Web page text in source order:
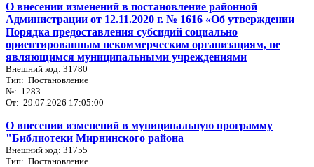
О внесении изменений в постановление районной
Администрации от 12.11.2020 г. № 1616 «Об утверждении
Порядка предоставления субсидий социально
ориентированным некоммерческим организациям, не
являющимся муниципальными учреждениями
Внешний код: 31780
Тип: Постановление
№: 1283
От: 29.07.2026 17:05:00
О внесении изменений в муниципальную программу
"Библиотеки Мирнинского района
Внешний код: 31755
Тип: Постановление